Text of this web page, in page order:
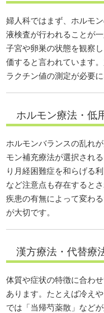
婦人科ではまず、ホルモ
液検査が行われることが
子宮や卵巣の状態を観察
価すると言われています
ラクチン値の測定が必要
ホルモン療法・低
ホルモンバランスの乱れ
モン補充療法が選択され
り月経困難症を和らげる
など注意点も存在すると
疾患の有無によって変わ
が大切です。
漢方療法・代替療
体質や症状の特徴に合わ
あります。たとえば冷え
では「当帰芍薬散」など